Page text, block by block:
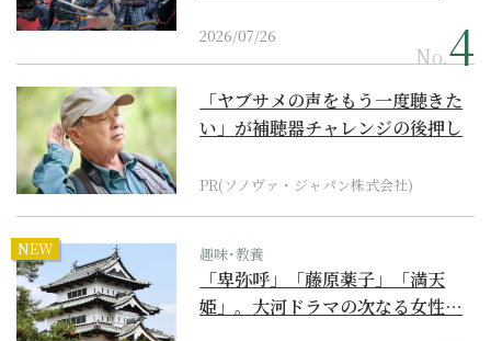
2026/07/26
No.
「ヤブサメの声をもう一度聴きた
い」が補聴器チャレンジの後押し
PR(ソノヴァ・ジャパン株式会社)
NEW 趣味･教養
「卑弥呼」「藤原薬子」「満天
姫」。大河ドラマの次なる女性…